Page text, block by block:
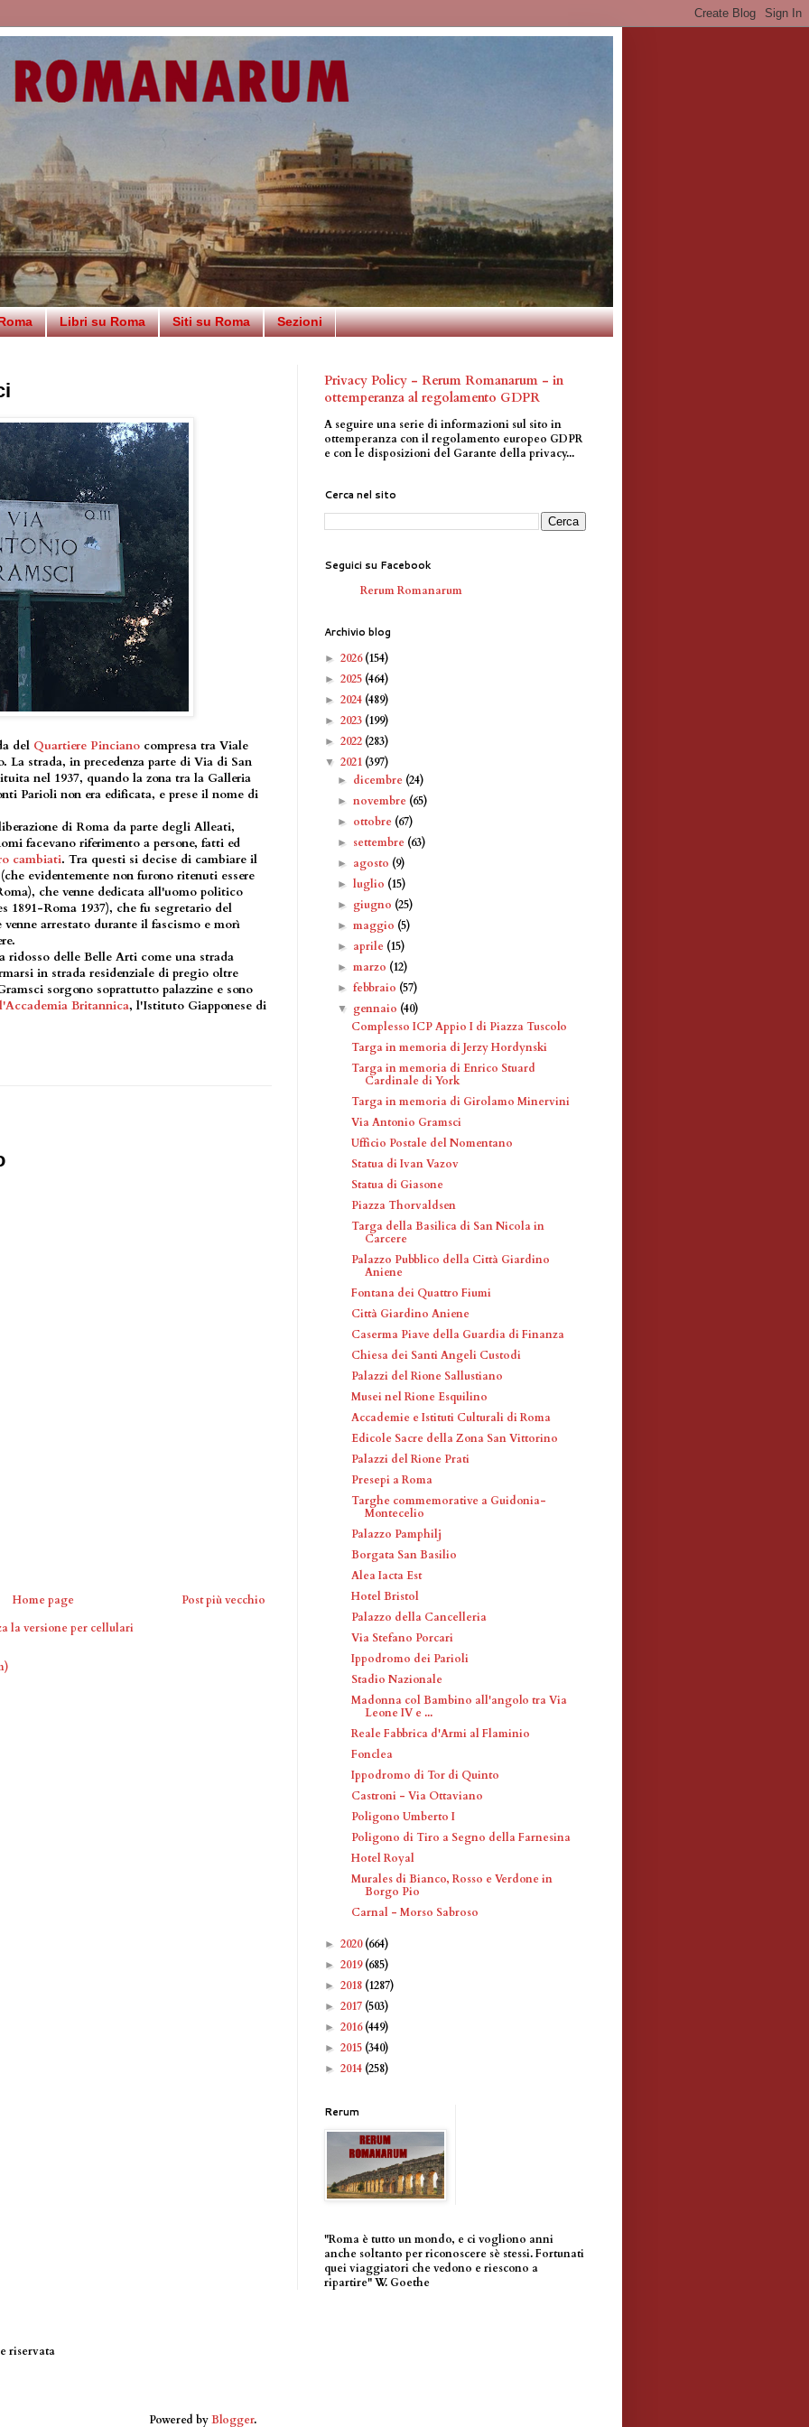
Libri su Roma Siti su Roma Sezioni
del Quartiere Pinciano compresa tra Viale
strada, in precedenza parte di Via di San
nel 1937, quando la zona tra la Galleria
Parioli non era edificata, e prese il nome di
di Roma da parte degli Alleati,
facevano riferimento a persone, fatti ed
cambiati. Tra questi si decise di cambiare il
evidentemente non furono ritenuti essere
che venne dedicata all'uomo politico
1891-Roma 1937), che fu segretario del
arrestato durante il fascismo e morì
ridosso delle Belle Arti come una strada
in strada residenziale di pregio oltre
sorgono soprattutto palazzine e sono
l'Accademia Britannica, l'Istituto Giapponese di
Post più vecchio
Home page
la versione per cellulari
Privacy Policy - Rerum Romanarum - in
ottemperanza al regolamento GDPR
A seguire una serie di informazioni sul sito in
ottemperanza con il regolamento europeo GDPR
e con le disposizioni del Garante della privacy...
Cerca nel sito
Seguici su Facebook
Rerum Romanarum
Archivio blog
► 2026(154)
► 2025 (464)
► 2024 (489)
► 2023 (199)
► 2022 (283)
▼ 2021 (397)
► dicembre (24)
►novembre (65)
► ottobre (67)
► settembre (63)
► agosto (9)
►luglio (15)
► giugno (25)
►maggio (5)
► aprile (15)
►marzo (12)
►febbraio (57)
▼ gennaio (40)
Complesso ICP Appio I di Piazza Tuscolo
Targa in memoria di Jerzy Hordynski
Targa in memoria di Enrico Stuard
Cardinale di York
Targa in memoria di Girolamo Minervini
Via Antonio Gramsci
Ufficio Postale del Nomentano
Statua di Ivan Vazov
Statua di Giasone
Piazza Thorvaldsen
Targa della Basilica di San Nicola in
Carcere
Palazzo Pubblico della Città Giardino
Aniene
Fontana dei Quattro Fiumi
Città Giardino Aniene
Caserma Piave della Guardia di Finanza
Chiesa dei Santi Angeli Custodi
Palazzi del Rione Sallustiano
Musei nel Rione Esquilino
Accademie e Istituti Culturali di Roma
Edicole Sacre della Zona San Vittorino
Palazzi del Rione Prati
Presepi a Roma
Targhe commemorative a Guidonia-
Montecelio
Palazzo Pamphilj
Borgata San Basilio
Alea Iacta Est
Hotel Bristol
Palazzo della Cancelleria
Via Stefano Porcari
Ippodromo dei Parioli
Stadio Nazionale
Madonna col Bambino all'angolo tra Via
Leone IV e ...
Reale Fabbrica d'Armi al Flaminio
Fonclea
Ippodromo di Tor di Quinto
Castroni - Via Ottaviano
Poligono Umberto I
Poligono di Tiro a Segno della Farnesina
Hotel Royal
Murales di Bianco, Rosso e Verdone in
Borgo Pio
Carnal - Morso Sabroso
► 2020(664)
► 2019(685)
► 2018 (1287)
► 2017 (503)
► 2016(449)
► 2015 (340)
► 2014 (258)
Rerum
"Roma è tutto un mondo, e ci vogliono anni
anche soltanto per riconoscere sè stessi. Fortunati
quei viaggiatori che vedono e riescono a
ripartire" W. Goethe
riservata
Powered byBlogger.